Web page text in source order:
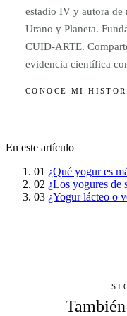
estadio IV y autora de
Urano y Planeta.
CUID-ARTE.
evidencia científica
CONOCE MI
En este artículo
01 ¿Qué yogur es
02 ¿Los yogures de
03 ¿Yogur lácteo o